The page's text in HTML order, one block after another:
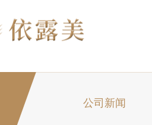
公司新闻